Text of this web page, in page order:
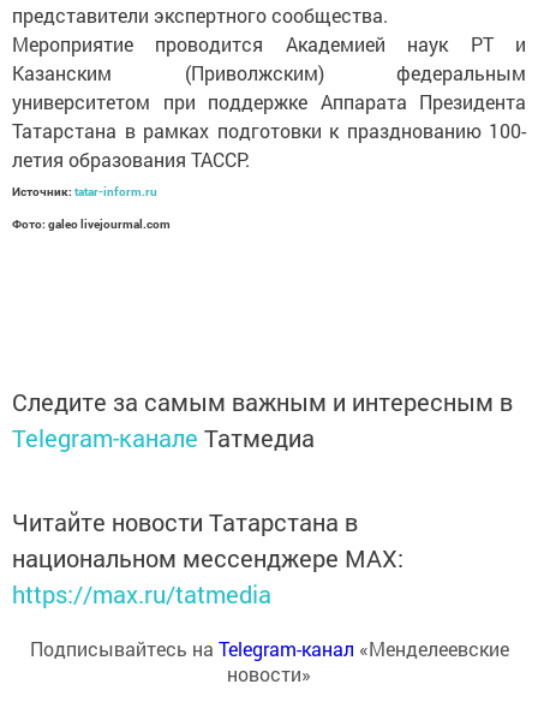
представители экспертного сообщества.
Мероприятие проводится Академией наук РТ и
Казанским (Приволжским) федеральным
университетом при поддержке Аппарата Президента
Татарстана в рамках подготовки к празднованию 100-
летия образования ТАССР.
Источник:tatar-inform.ru
Фото: galeo livejourmal.com
Следите за самым важным и интересным в
Telegram-канале Татмедиа
Читайте новости Татарстана в
национальном мессенджере MАХ:
https://max.ru/tatmedia
Подписывайтесь на Telegram-канал «Менделеевские
новости»